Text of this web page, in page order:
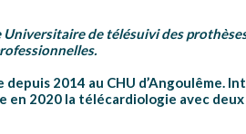
de télésuivi des
2014 au CHU d’Angoulême.
en 2020 la télécardiologie avec